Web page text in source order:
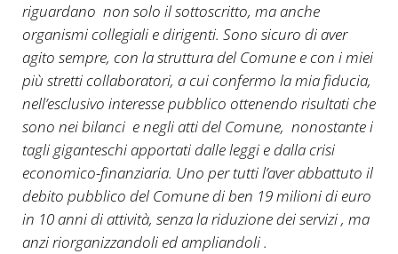
riguardano non solo il sottoscritto, ma anche
organismi collegiali e dirigenti. Sono sicuro di aver
agito sempre, con la struttura del Comune e con i miei
più stretti collaboratori, a cui confermo la mia fiducia,
nell’esclusivo interesse pubblico ottenendo risultati che
sono nei bilanci e negli atti del Comune, nonostante i
tagli giganteschi apportati dalle leggi e dalla crisi
economico-finanziaria. Uno per tutti l’aver abbattuto il
debito pubblico del Comune di ben 19 milioni di euro
in 10 anni di attività, senza la riduzione dei servizi , ma
anzi riorganizzandoli ed ampliandoli .